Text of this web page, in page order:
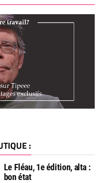
:
Le Fléau, 1e édition, alta :
bon état